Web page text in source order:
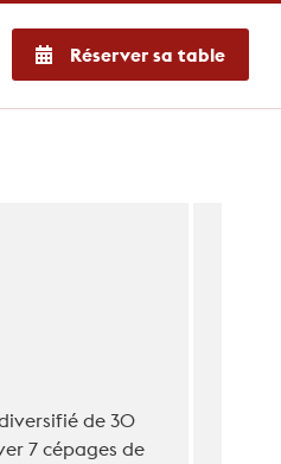
Réserver sa table
de 30
7 cépages de